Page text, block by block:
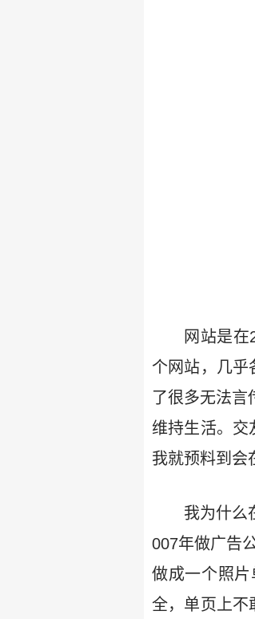
网站是
个网站，几乎
了很多无法言
维持生活。交
我就预料到会
我为什么
007年做广告
做成一个照
全，单页上不